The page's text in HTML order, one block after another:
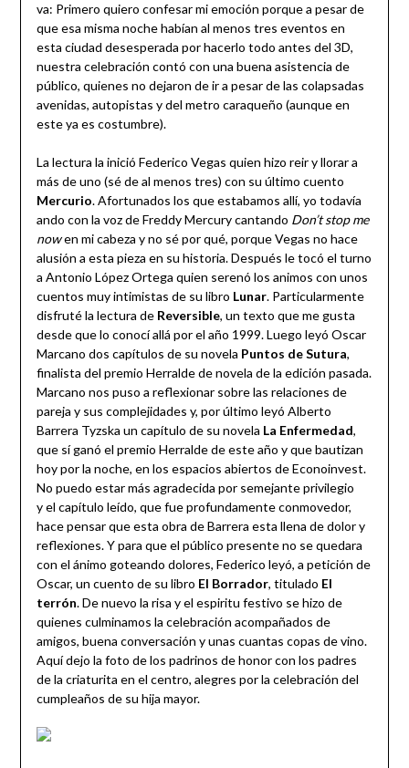
va: Primero quiero confesar mi emoción porque a pesar de
que esa misma noche habían al menos tres eventos en
esta ciudad desesperada por hacerlo todo antes del 3D,
nuestra celebración contó con una buena asistencia de
público, quienes no dejaron de ir a pesar de las colapsadas
avenidas, autopistas y del metro caraqueño (aunque en
este ya es costumbre).
La lectura la inició Federico Vegas quien hizo reir y llorar a
más de uno (sé de al menos tres) con su último cuento
Mercurio. Afortunados los que estabamos allí, yo todavía
ando con la voz de Freddy Mercury cantando Don’t stop me
nowen mi cabeza y no sé por qué, porque Vegas no hace
alusión a esta pieza en su historia. Después le tocó el turno
a Antonio López Ortega quien serenó los animos con unos
cuentos muy intimistas de su libro Lunar. Particularmente
disfruté la lectura de Reversible, un texto que me gusta
desde que lo conocí allá por el año 1999. Luego leyó Oscar
Marcano dos capítulos de su novela Puntos de Sutura,
finalista del premio Herralde de novela de la edición pasada.
Marcano nos puso a reflexionar sobre las relaciones de
pareja y sus complejidades y, por último leyó Alberto
Barrera Tyzska un capítulo de su novela La Enfermedad,
que sí ganó el premio Herralde de este año y que bautizan
hoy por la noche, en los espacios abiertos de Econoinvest.
No puedo estar más agradecida por semejante privilegio
y el capítulo leído, que fue profundamente conmovedor,
hace pensar que esta obra de Barrera esta llena de dolor y
reflexiones. Y para que el público presente no se quedara
con el ánimo goteando dolores, Federico leyó, a petición de
Oscar, un cuento de su libro El Borrador, titulado El
terrón. De nuevo la risa y el espiritu festivo se hizo de
quienes culminamos la celebración acompañados de
amigos, buena conversación y unas cuantas copas de vino.
Aquí dejo la foto de los padrinos de honor con los padres
de la criaturita en el centro, alegres por la celebración del
cumpleaños de su hija mayor.